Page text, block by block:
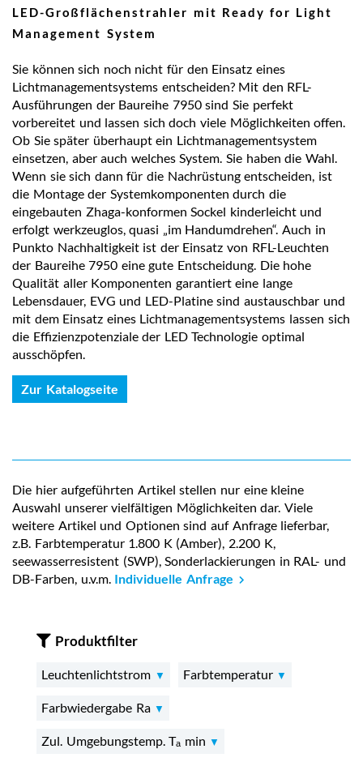
LED-Großflächenstrahler mit Ready for Light
Management System
Sie können sich noch nicht für den Einsatz eines
Lichtmanagementsystems entscheiden? Mit den RFL-
Ausführungen der Baureihe 7950 sind Sie perfekt
vorbereitet und lassen sich doch viele Möglichkeiten offen.
Ob Sie später überhaupt ein Lichtmanagementsystem
einsetzen, aber auch welches System. Sie haben die Wahl.
Wenn sie sich dann für die Nachrüstung entscheiden, ist
die Montage der Systemkomponenten durch die
eingebauten Zhaga-konformen Sockel kinderleicht und
erfolgt werkzeuglos, quasi „im Handumdrehen“. Auch in
Punkto Nachhaltigkeit ist der Einsatz von RFL-Leuchten
der Baureihe 7950 eine gute Entscheidung. Die hohe
Qualität aller Komponenten garantiert eine lange
Lebensdauer, EVG und LED-Platine sind austauschbar und
mit dem Einsatz eines Lichtmanagementsystems lassen sich
die Effizienzpotenziale der LED Technologie optimal
ausschöpfen.
Zur Katalogseite
Die hier aufgeführten Artikel stellen nur eine kleine
Auswahl unserer vielfältigen Möglichkeiten dar. Viele
weitere Artikel und Optionen sind auf Anfrage lieferbar,
z.B. Farbtemperatur 1.800 K (Amber), 2.200 K,
seewasserresistent (SWP), Sonderlackierungen in RAL- und
DB-Farben, u.v.m. Individuelle Anfrage
Produktfilter
Leuchtenlichtstrom Farbtemperatur
Farbwiedergabe Ra
Zul. Umgebungstemp. Tₐ min